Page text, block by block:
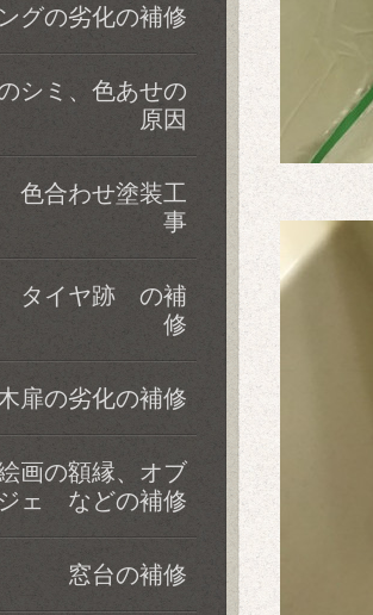
グの劣化の補修
シミ、色あせの
原因
色合わせ塗装工
事
タイヤ跡 の補
修
扉の劣化の補修
画の額縁、オブ
ジェ などの補修
窓台の補修